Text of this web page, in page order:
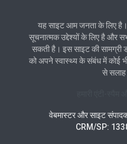
यह साइट आम जनता के लिए
सूचनात्मक उद्देश्यों के लिए है और
सकती है। इस साइट की सामग्री
को अपने स्वास्थ्य के संबंध में कोई
से सलाह
वेबमास्टर और साइट
CRM/SP: